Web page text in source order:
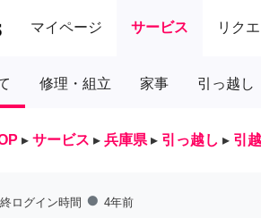
マイページ サービス リク
修理・組立 家事 引っ越し
▸ サービス ▸ 兵庫県 ▸ 引っ越し ▸ 引
ログイン時間 fiber_manual_record 4年前